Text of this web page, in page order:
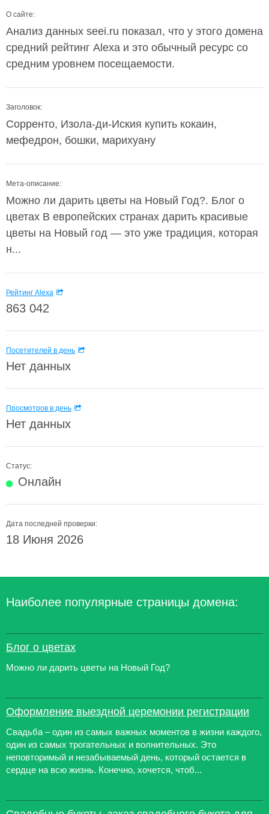
О сайте:
Анализ данных seei.ru показал, что у этого домена
средний рейтинг Alexa и это обычный ресурс со
средним уровнем посещаемости.
Заголовок:
Сорренто, Изола-ди-Иския купить кокаин,
мефедрон, бошки, марихуану
Мета-описание:
Можно ли дарить цветы на Новый Год?. Блог о
цветах В европейских странах дарить красивые
цветы на Новый год — это уже традиция, которая
н...
Рейтинг Alexa
863 042
Посетителей в день
Нет данных
Просмотров в день
Нет данных
Статус:
Онлайн
Дата последней проверки:
18 Июня 2026
Наиболее популярные страницы домена:
Блог о цветах
Можно ли дарить цветы на Новый Год?
Оформление выездной церемонии регистрации
Свадьба – один из самых важных моментов в жизни каждого,
один из самых трогательных и волнительных. Это
неповторимый и незабываемый день, который остается в
сердце на всю жизнь. Конечно, хочется, чтоб...